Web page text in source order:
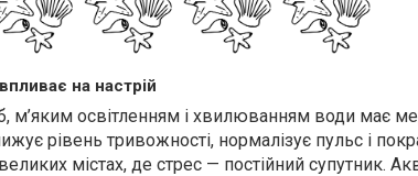
на настрій
м’яким освітленням і хвилюванням води має
рівень тривожності, нормалізує пульс і
містах, де стрес — постійний супутник.